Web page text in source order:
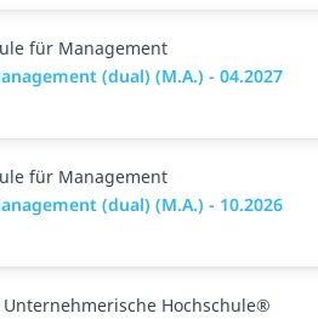
für Management
(dual) (M.A.) - 04.2027
für Management
(dual) (M.A.) - 10.2026
Hochschule®